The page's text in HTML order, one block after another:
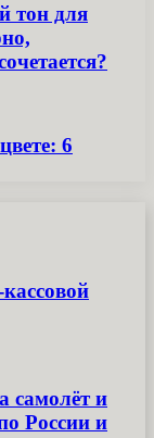
тон для
6
самолёт и
России и